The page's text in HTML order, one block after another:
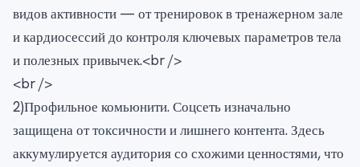
видов активности — от тренировок в тренажерном зале
и кардиосессий до контроля ключевых параметров тела
и полезных привычек.<br />
<br />
2)Профильное комьюнити. Соцсеть изначально
защищена от токсичности и лишнего контента. Здесь
аккумулируется аудитория со схожими ценностями, что